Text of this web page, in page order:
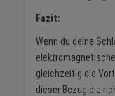
Fazit:
Wenn du deine
gleichzeitig die
dieser Bezug die